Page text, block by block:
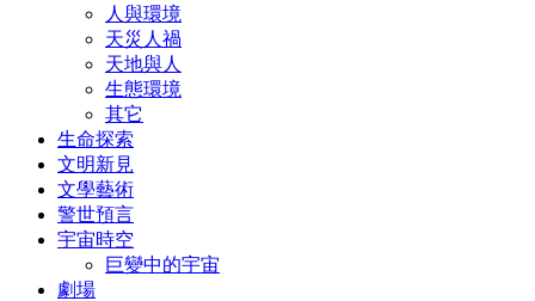
人與環境
天災人禍
天地與人
生態環境
其它
生命探索
文明新見
文學藝術
警世預言
宇宙時空
巨變中的宇宙
劇場